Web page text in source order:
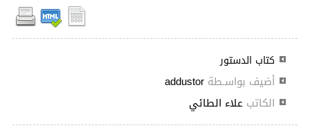
كتاب الدستور
أضيف بواسـطة
الكاتب علاء الطائي